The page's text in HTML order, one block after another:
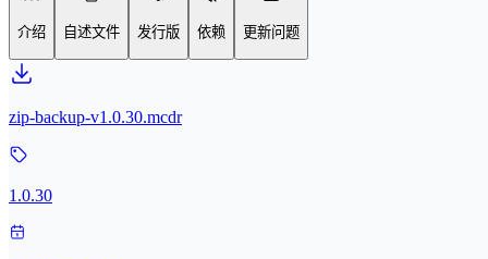
介绍 自述文件 发行版 依赖 更新问题
zip-backup-v1.0.30.mcdr
1.0.30